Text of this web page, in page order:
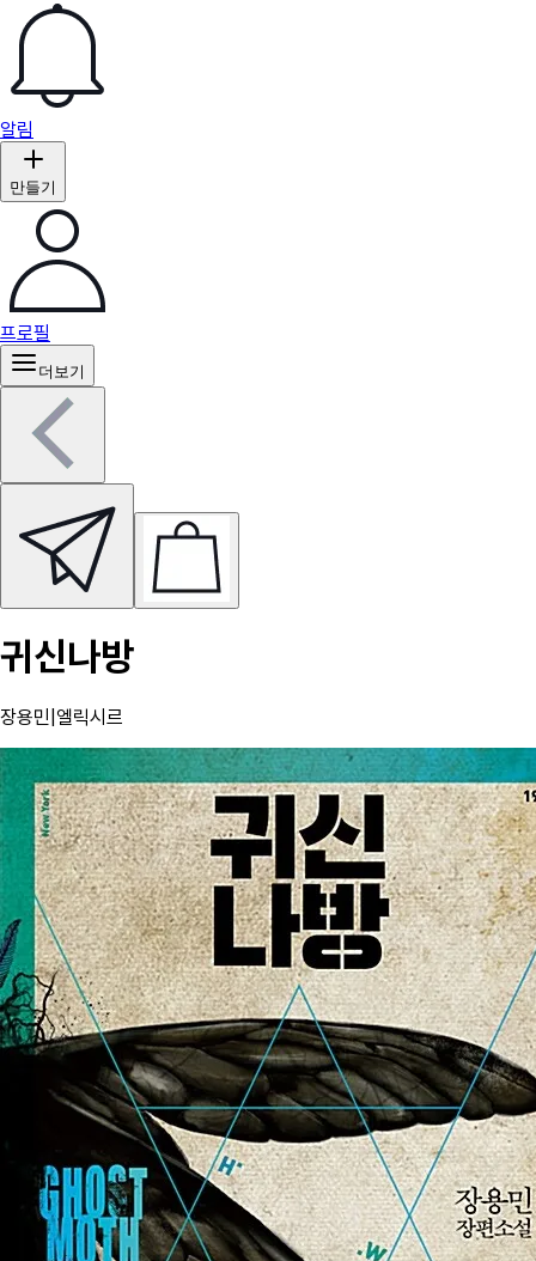
알림
만들기
프로필
더보기
귀신나방
장용민 엘릭시르